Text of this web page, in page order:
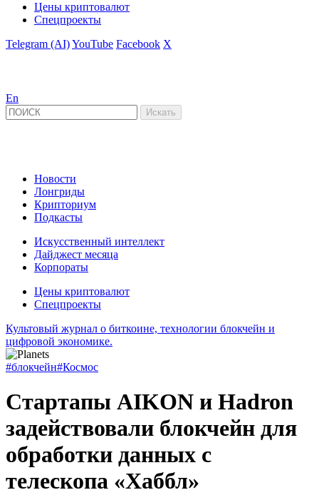
Цены криптовалют
Спецпроекты
Telegram (AI)YouTube Facebook X
En
Новости
Лонгриды
Крипториум
Подкасты
Искусственный интеллект
Дайджест месяца
Корпораты
Цены криптовалют
Спецпроекты
Культовый журнал о биткоине, технологии блокчейн и
цифровой экономике.
#блокчейн#Космос
Стартапы AIKON и Hadron
задействовали блокчейн для
обработки данных с
телескопа «Хаббл»